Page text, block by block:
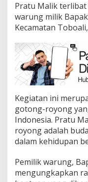
Pratu Malik
warung milik
Kecamatan
Kegiatan ini
gotong-royong
Indonesia. Pratu
royong adalah
dalam kehidupan
Pemilik warung,
mengungkapkan